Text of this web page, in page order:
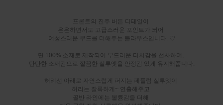
프론트의 진주 버튼 디테일이
은은하면서도 고급스러운 포인트가 되어
여성스러운 무드를 더해주는 블라우스입니다. ♡
면 100% 소재로 제작되어 부드러운 터치감을 선사하며,
탄탄한 소재감으로 깔끔한 실루엣을 안정감 있게 유지해줍니다.
허리선 아래로 자연스럽게 퍼지는 페플럼 실루엣이
허리는 잘록하게~ 연출해주고
골반 라인에는 볼륨감을 더해